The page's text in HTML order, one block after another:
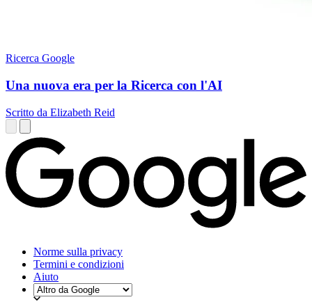
Ricerca Google
Una nuova era per la Ricerca con l'AI
Scritto da Elizabeth Reid
Norme sulla privacy
Termini e condizioni
Aiuto